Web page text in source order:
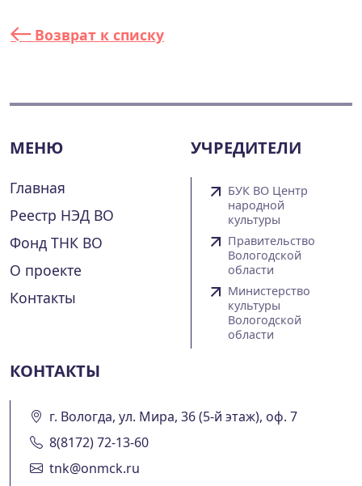
Возврат к списку
МЕНЮ
Главная
Реестр НЭД ВО
Фонд ТНК ВО
О проекте
Контакты
УЧРЕДИТЕЛИ
БУК ВО Центр
народной
культуры
Правительство
Вологодской
области
Министерство
культуры
Вологодской
области
КОНТАКТЫ
г. Вологда, ул. Мира, 36 (5-й этаж), оф. 7
8(8172) 72-13-60
tnk@onmck.ru